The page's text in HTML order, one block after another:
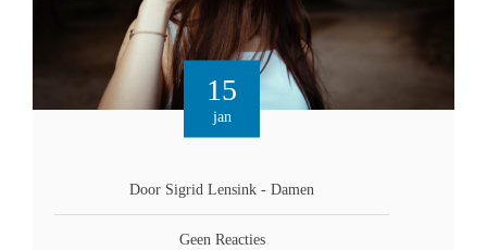
15
jan
Door Sigrid Lensink - Damen
Geen Reacties